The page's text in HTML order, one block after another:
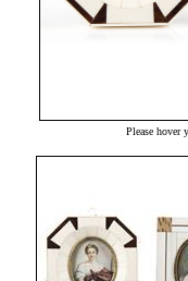
Please hover